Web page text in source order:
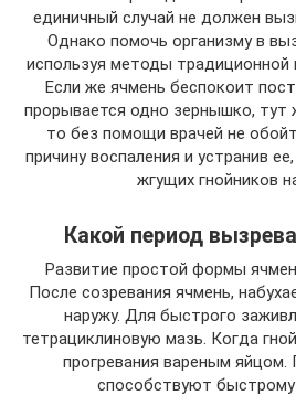
единичный случай не должен
Однако помочь организму в
используя методы
Если же ячмень беспокоит
прорывается одно зернышко, тут
то без помощи врачей не
причину воспаления и устранив
жгущих гнойников
Какой период
Развитие простой формы
После созревания ячмень,
наружу. Для быстрого
тетрациклиновую мазь. Когда
прогревания вареным яйцом.
способствуют